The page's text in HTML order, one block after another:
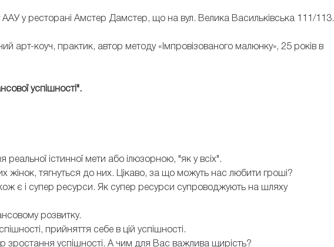
ААУ у ресторані Амстер Дамстер, що на вул. Велика Васильківська 111/113.
арт-коуч, практик, автор методу «Імпровізованого малюнку», 25 років в
успішності".
істинної мети або ілюзорною, "як у всіх".
жінок, тягнуться до них. Цікаво, за що можуть нас любити гроші?
є і супер ресурси. Як супер ресурси супроводжують на шляху
розвитку.
прийняття себе в цій успішності.
зростання успішності. А чим для Вас важлива щирість?